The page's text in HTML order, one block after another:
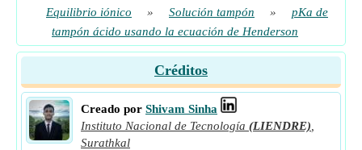
Equilibrio iónico
» Solución tampón »
pKa de
tampón ácido usando la ecuación de Henderson
Créditos
Creado por Shivam Sinha
Instituto Nacional de Tecnología (LIENDRE)
Surathkal